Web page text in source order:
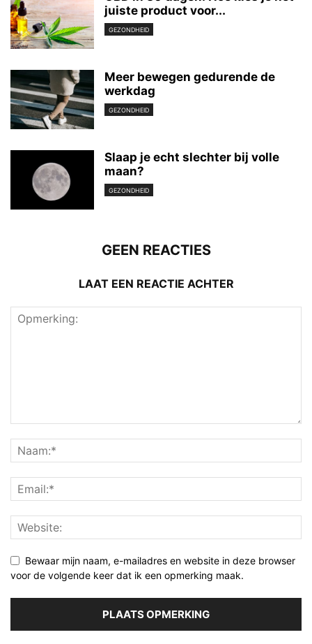
juiste product voor...
GEZONDHEID
Meer bewegen gedurende de
werkdag
GEZONDHEID
Slaap je echt slechter bij volle
maan?
GEZONDHEID
GEEN REACTIES
LAAT EEN REACTIE ACHTER
Bewaar mijn naam, e-mailadres en website in deze browser
voor de volgende keer dat ik een opmerking maak.